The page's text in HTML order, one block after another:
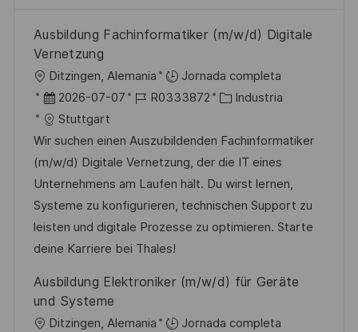
Ausbildung Fachinformatiker (m/w/d) Digitale
Vernetzung
U
b
c
a
c
i
ó
n
Ditzingen, Alemania
Jornada completa
F
e
c
h
a
d
e
p
b
2026-07-07
I
d
e
e
m
p
o
R0333872
C
t
e
g
o
r
Industria
Stuttgart
Wir suchen einen Auszubildenden Fachinformatiker
(m/w/d) Digitale Vernetzung, der die IT eines
Unternehmens am Laufen hält. Du wirst lernen,
Systeme zu konfigurieren, technischen Support zu
leisten und digitale Prozesse zu optimieren. Starte
deine Karriere bei Thales!
Ausbildung Elektroniker (m/w/d) für Geräte
und Systeme
U Ditzingen, Alemania
Jornada completa